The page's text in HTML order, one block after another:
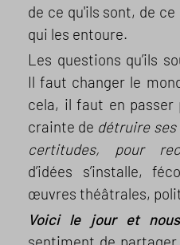
de ce qu'ils sont, de
qui les entoure.
Les questions qu’ils
Il faut changer le
cela, il faut en passer
crainte de détruire
certitudes, pour
d’idées s’installe,
œuvres théâtrales,
Voici le jour et
sentiment de